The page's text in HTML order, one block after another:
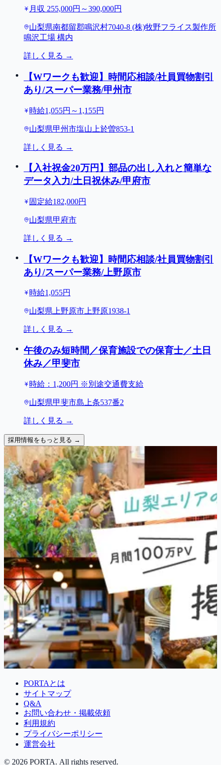
月収 255,000円～390,000円
山梨県南都留郡鳴沢村7040-8 (株)牧野フライス製作所
鳴沢工場 構内
詳しく見る →
【Wワークも歓迎】時間応相談/社員買物割引
あり/スーパー業務/甲州市
時給1,055円～1,155円
山梨県甲州市塩山上於曽853-1
詳しく見る →
【入社祝金20万円】部品の出し入れと簡単な
データ入力/土日祝休み/甲府市
固定給182,000円
山梨県甲府市
詳しく見る →
【Wワークも歓迎】時間応相談/社員買物割引
あり/スーパー業務/上野原市
時給1,055円
山梨県上野原市上野原1938-1
詳しく見る →
午後のみ短時間／保育施設での保育士／土日
休み／甲斐市
時給：1,200円 ※別途交通費支給
山梨県甲斐市島上条537番2
詳しく見る →
採用情報をもっと見る →
PORTAとは
サイトマップ
Q&A
お問い合わせ・掲載依頼
利用規約
プライバシーポリシー
運営会社
© 2026 PORTA. All rights reserved.